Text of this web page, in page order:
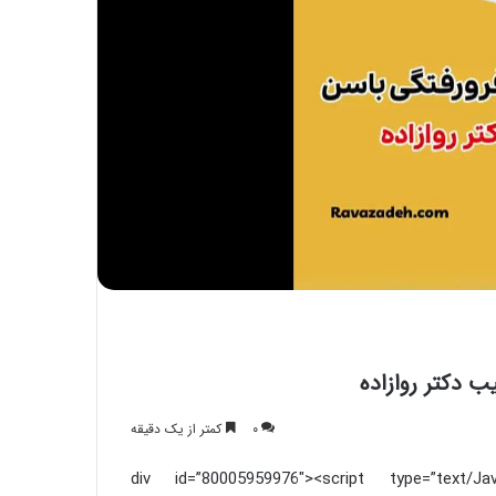
دکتر روازاده
۰ کمتر از یک دقیقه
<div id=”80005959976″><script type=”text/
داروی تقویت عصب
مقاله شماره سی وسوم: سم دیازینون می تواند